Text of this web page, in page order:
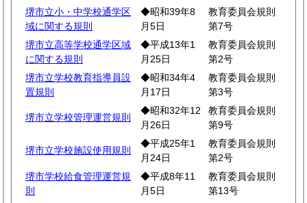
堺市立小・中学校通学区
域に関する規則
◆昭和39年8
月5日
教育委員会規則
第7号
堺市立高等学校通学区域
に関する規則
◆平成13年1
月25日
教育委員会規則
第2号
堺市立学校教育指導員設
置規則
◆昭和34年4
月17日
教育委員会規則
第3号
堺市立学校管理運営規則
◆昭和32年12
月26日
教育委員会規則
第9号
堺市立学校施設使用規則
◆平成25年1
月24日
教育委員会規則
第2号
堺市学校給食管理運営規
則
◆平成8年11
月5日
教育委員会規則
第13号